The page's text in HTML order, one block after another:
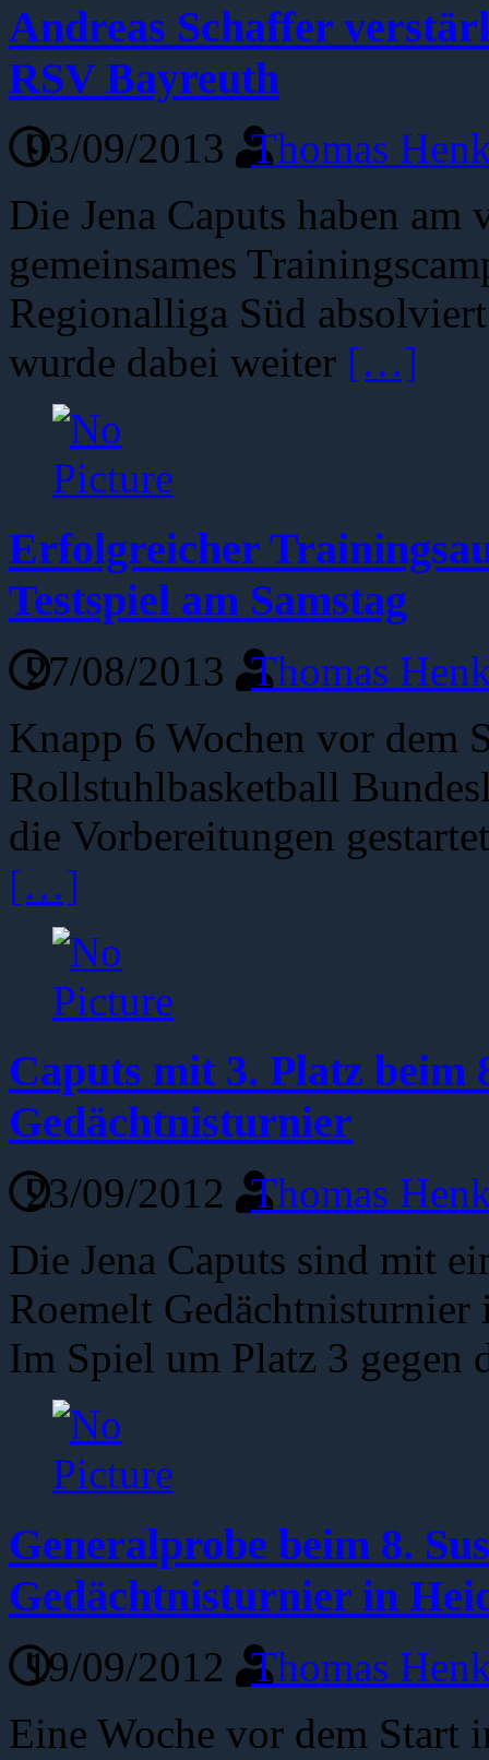
Andreas Schaffer
RSV Bayreuth
03/09/2013
Thomas
Die Jena Caputs haben am
gemeinsames
Regionalliga Süd
wurde dabei weiter […]
Erfolgreicher
Testspiel am Samstag
27/08/2013
Thomas
Knapp 6 Wochen vor dem
Rollstuhlbasketball
die Vorbereitungen
[…]
Caputs mit 3. Platz beim
Gedächtnisturnier
23/09/2012
Thomas
Die Jena Caputs sind mit
Roemelt Gedächtnisturnier
Im Spiel um Platz 3 gegen
Generalprobe beim 8.
Gedächtnisturnier in
19/09/2012
Thomas
Eine Woche vor dem Start